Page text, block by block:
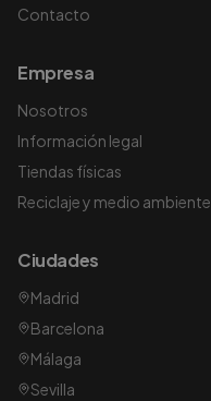
Contacto
Empresa
Nosotros
Información legal
Tiendas físicas
Reciclaje y medio ambiente
Ciudades
Madrid
Barcelona
Málaga
Sevilla